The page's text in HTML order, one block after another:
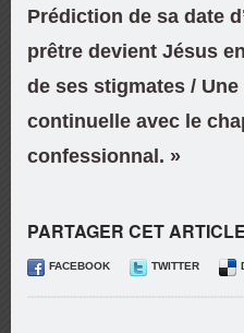
Prédiction de sa date
prêtre devient Jésus
de ses stigmates /
continuelle avec le
confessionnal. »
PARTAGER CET ARTICLE
FACEBOOK TWITTER